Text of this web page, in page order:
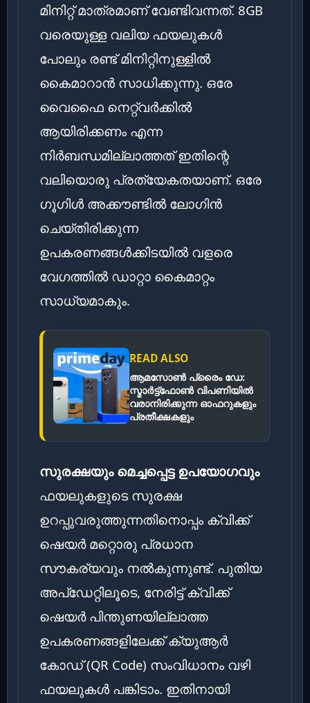
മിനിറ്റ് മാത്രമാണ് വേണ്ടിവന്നത്. 8GB
വരെയുള്ള വലിയ ഫയലുകൾ
പോലും രണ്ട് മിനിറ്റിനുള്ളിൽ
കൈമാറാൻ സാധിക്കുന്നു. ഒരേ
വൈഫൈ നെറ്റ്‌വർക്കിൽ
ആയിരിക്കണം എന്ന
നിർബന്ധമില്ലാത്തത് ഇതിന്റെ
വലിയൊരു പ്രത്യേകതയാണ്. ഒരേ
ഗൂഗിൾ അക്കൗണ്ടിൽ ലോഗിൻ
ചെയ്തിരിക്കുന്ന
ഉപകരണങ്ങൾക്കിടയിൽ വളരെ
വേഗത്തിൽ ഡാറ്റാ കൈമാറ്റം
സാധ്യമാകും.
READ ALSO
ആമസോൺ പ്രൈം ഡേ:
സ്മാർട്ട്ഫോൺ വിപണിയിൽ
വരാനിരിക്കുന്ന ഓഫറുകളും
പ്രതീക്ഷകളും
സുരക്ഷയും മെച്ചപ്പെട്ട ഉപയോഗവും
ഫയലുകളുടെ സുരക്ഷ
ഉറപ്പുവരുത്തുന്നതിനൊപ്പം ക്വിക്ക്
ഷെയർ മറ്റൊരു പ്രധാന
സൗകര്യവും നൽകുന്നുണ്ട്. പുതിയ
അപ്‌ഡേറ്റിലൂടെ, നേരിട്ട് ക്വിക്ക്
ഷെയർ പിന്തുണയില്ലാത്ത
ഉപകരണങ്ങളിലേക്ക് ക്യുആർ
കോഡ് (QR Code) സംവിധാനം വഴി
ഫയലുകൾ പങ്കിടാം. ഇതിനായി